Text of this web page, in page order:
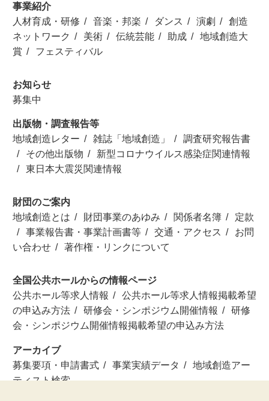
事業紹介
人材育成・研修
音楽・邦楽 ダンス 演劇
創造
ネットワーク
美術 伝統芸能 助成
地域創造大
賞
フェスティバル
お知らせ
募集中
出版物・調査報告等
地域創造レター
雑誌「地域創造」
調査研究報告書
その他出版物
新型コロナウイルス感染症関連情報
東日本大震災関連情報
財団のご案内
地域創造とは
財団事業のあゆみ 関係者名簿
定款
事業報告書・事業計画書等
交通・アクセス
お問
い合わせ
著作権・リンクについて
全国公共ホールからの情報ページ
公共ホール等求人情報
公共ホール等求人情報掲載希望
の申込み方法
研修会・シンポジウム開催情報
研修
会・シンポジウム開催情報掲載希望の申込み方法
アーカイブ
募集要項・申請書式
事業実績データ
地域創造アー
ティスト検索